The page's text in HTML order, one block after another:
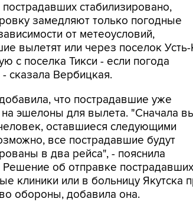
стабилизировано,
замедляют только погодные
от метеоусловий,
вылетят или через поселок Усть-
с поселка Тикси - если погода
- сказала Вербицкая.
что пострадавшие уже
эшелоны для вылета. "Сначала
оставшиеся следующими
все пострадавшие будут
в два рейса", - пояснила
Решение об отправке
клиники или в больницу Якутска
обороны, добавила она.